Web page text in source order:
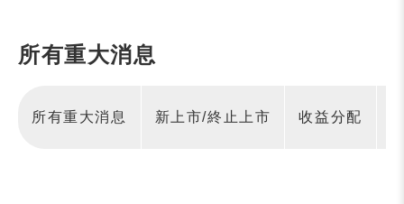
所有重大消息
所有重大消息 新上市/終止上市 收益分配